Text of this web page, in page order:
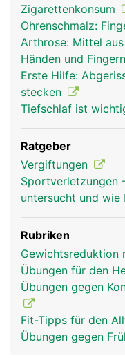
Zigarettenkonsum
Ohrenschmalz:
Arthrose: Mittel
Händen und Fingern
Erste Hilfe:
stecken
Tiefschlaf ist
Ratgeber
Vergiftungen
Sportverletzungen
untersucht und wie
Rubriken
Gewichtsreduktion
Übungen für den
Übungen gegen
Fit-Tipps für den
Übungen gegen